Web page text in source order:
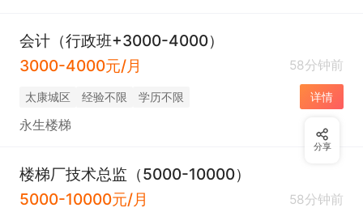
会计（行政班+3000-4000）
3000-4000元/月
58分钟前
太康城区 经验不限 学历不限 详情
永生楼梯
楼梯厂技术总监（5000-10000）
5000-10000元/月
58分钟前
分享